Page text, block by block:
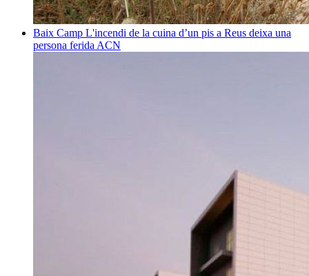
Baix Camp L'incendi de la cuina d’un pis a Reus deixa una
persona ferida ACN